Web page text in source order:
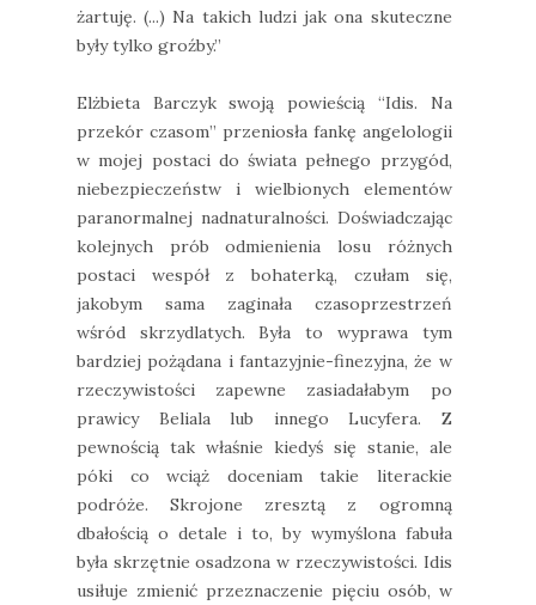
żartuję. (...) Na takich ludzi jak ona skuteczne
były tylko groźby.”
Elżbieta Barczyk swoją powieścią “Idis. Na
przekór czasom” przeniosła fankę angelologii
w mojej postaci do świata pełnego przygód,
niebezpieczeństw i wielbionych elementów
paranormalnej nadnaturalności. Doświadczając
kolejnych prób odmienienia losu różnych
postaci wespół z bohaterką, czułam się,
jakobym sama zaginała czasoprzestrzeń
wśród skrzydlatych. Była to wyprawa tym
bardziej pożądana i fantazyjnie-finezyjna, że w
rzeczywistości zapewne zasiadałabym po
prawicy Beliala lub innego Lucyfera. Z
pewnością tak właśnie kiedyś się stanie, ale
póki co wciąż doceniam takie literackie
podróże. Skrojone zresztą z ogromną
dbałością o detale i to, by wymyślona fabuła
była skrzętnie osadzona w rzeczywistości. Idis
usiłuje zmienić przeznaczenie pięciu osób, w